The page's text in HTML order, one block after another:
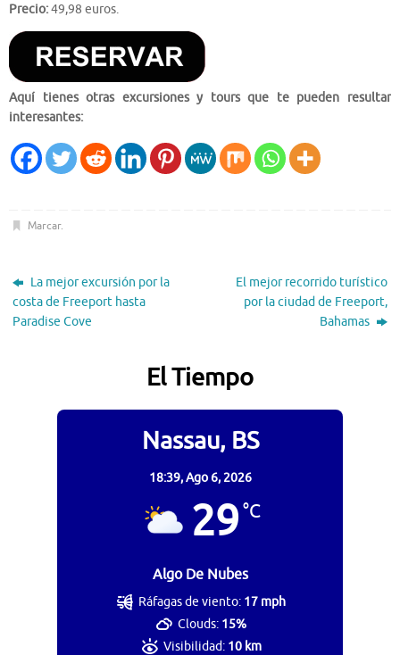
Precio:49,98 euros.
Aquí tienes otras excursiones y tours que te pueden resultar
interesantes:
Marcar.
La mejor excursión por la
costa de Freeport hasta
Paradise Cove
El mejor recorrido turístico
por la ciudad de Freeport,
Bahamas
El Tiempo
Nassau, BS
18:39,Ago 6, 2026
29°C
Algo De Nubes
Ráfagas de viento: 17 mph
Clouds: 15%
Visibilidad: 10 km